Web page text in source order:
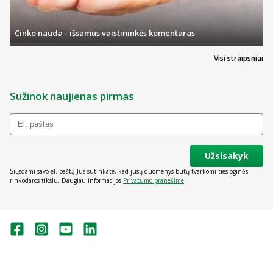
Visi straipsniai
Cinko nauda - išsamus vaistininkės komentaras
Sužinok naujienas pirmas
Užsisakyk
Siųsdami savo el. paštą Jūs sutinkate, kad jūsų duomenys būtų tvarkomi tiesioginės
rinkodaros tikslu. Daugiau informacijos Privatumo pranešime.